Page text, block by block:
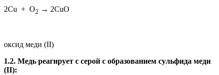
2Cu + О2 → 2CuО
оксид меди (II)
1.2. Медь реагирует с серой с образованием сульфида меди
(II):